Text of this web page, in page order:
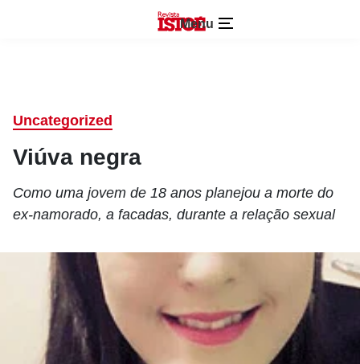
Menu
Uncategorized
Viúva negra
Como uma jovem de 18 anos planejou a morte do
ex-namorado, a facadas, durante a relação sexual